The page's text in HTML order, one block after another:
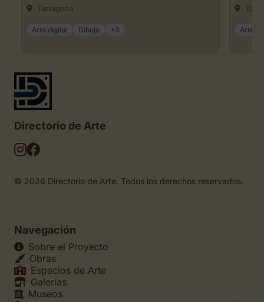
Tarragona
Arte digital Dibujo +3 Arte
Directorio de Arte
© 2026 Directorio de Arte. Todos los derechos reservados.
Navegación
Sobre el Proyecto
Obras
Espacios de Arte
Galerías
Museos